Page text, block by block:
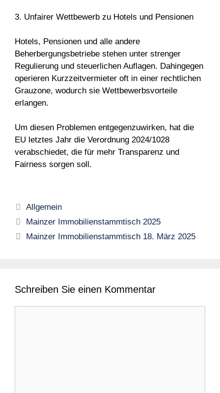
3. Unfairer Wettbewerb zu Hotels und Pensionen
Hotels, Pensionen und alle andere
Beherbergungsbetriebe stehen unter strenger
Regulierung und steuerlichen Auflagen. Dahingegen
operieren Kurzzeitvermieter oft in einer rechtlichen
Grauzone, wodurch sie Wettbewerbsvorteile
erlangen.
Um diesen Problemen entgegenzuwirken, hat die
EU letztes Jahr die Verordnung 2024/1028
verabschiedet, die für mehr Transparenz und
Fairness sorgen soll.
Kategorien
Allgemein
Mainzer Immobilienstammtisch 2025
Mainzer Immobilienstammtisch 18. März 2025
Schreiben Sie einen Kommentar